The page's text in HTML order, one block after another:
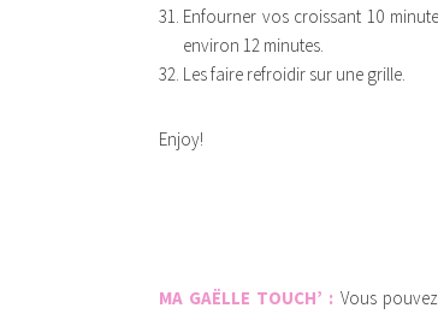
Enfourner vos croissant 10
environ 12 minutes.
Les faire refroidir sur une grille.
Enjoy!
MA GAËLLE TOUCH’ : Vous